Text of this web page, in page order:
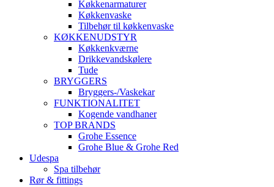
Køkkenarmaturer
Køkkenvaske
Tilbehør til køkkenvaske
KØKKENUDSTYR
Køkkenkværne
Drikkevandskølere
Tude
BRYGGERS
Bryggers-/Vaskekar
FUNKTIONALITET
Kogende vandhaner
TOP BRANDS
Grohe Essence
Grohe Blue & Grohe Red
Udespa
Spa tilbehør
Rør & fittings